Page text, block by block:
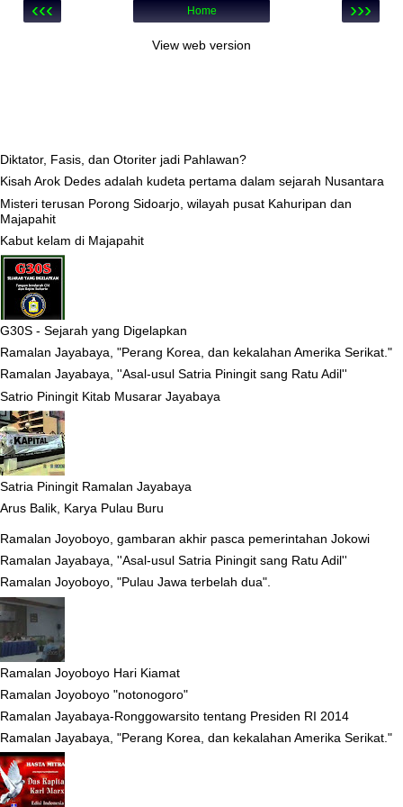
‹‹‹ ›››
Home
View web version
Diktator, Fasis, dan Otoriter jadi Pahlawan?
Kisah Arok Dedes adalah kudeta pertama dalam sejarah Nusantara
Misteri terusan Porong Sidoarjo, wilayah pusat Kahuripan dan
Majapahit
Kabut kelam di Majapahit
G30S - Sejarah yang Digelapkan
Ramalan Jayabaya, "Perang Korea, dan kekalahan Amerika Serikat."
Ramalan Jayabaya, ''Asal-usul Satria Piningit sang Ratu Adil''
Satrio Piningit Kitab Musarar Jayabaya
Satria Piningit Ramalan Jayabaya
Arus Balik, Karya Pulau Buru
Ramalan Joyoboyo, gambaran akhir pasca pemerintahan Jokowi
Ramalan Jayabaya, ''Asal-usul Satria Piningit sang Ratu Adil''
Ramalan Joyoboyo, "Pulau Jawa terbelah dua".
Ramalan Joyoboyo Hari Kiamat
Ramalan Joyoboyo "notonogoro"
Ramalan Jayabaya-Ronggowarsito tentang Presiden RI 2014
Ramalan Jayabaya, "Perang Korea, dan kekalahan Amerika Serikat."